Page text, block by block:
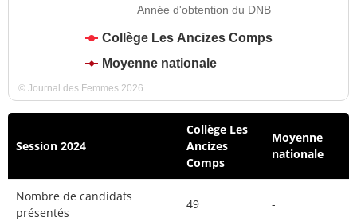
Année d'obtention du DNB
Collège Les Ancizes Comps
Moyenne nationale
© Journal des Femmes 2026
Session 2024
Collège Les
Ancizes
Comps
Moyenne
nationale
Nombre de candidats
présentés
49 -